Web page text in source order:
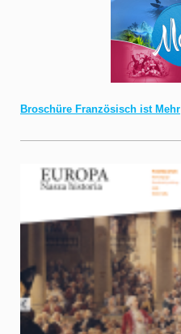
Broschüre Französisch ist Mehr